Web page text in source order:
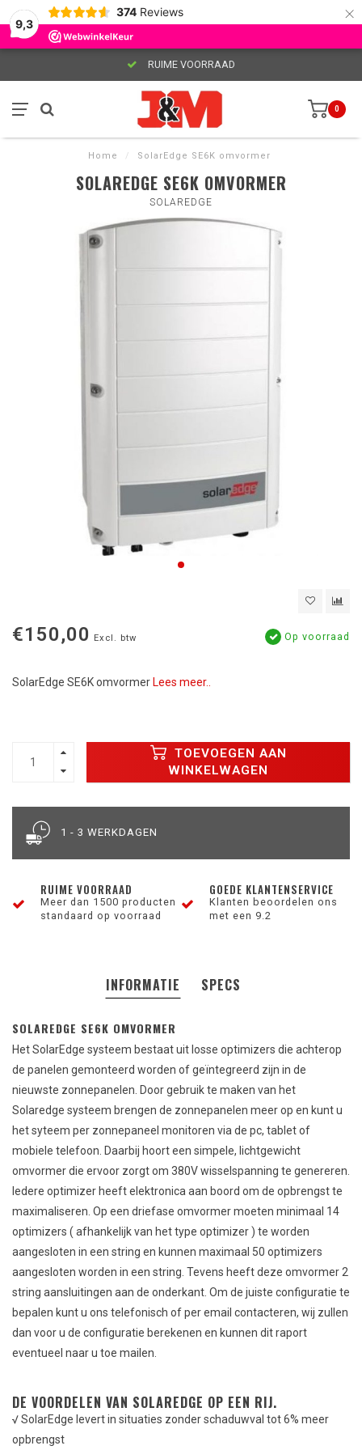
9,3
374 Reviews ×
RUIME VOORRAAD
0
Home / SolarEdge SE6K omvormer
SOLAREDGE SE6K OMVORMER
SOLAREDGE
€150,00 Excl. btw Op voorraad
SolarEdge SE6K omvormer Lees meer..
TOEVOEGEN AAN
WINKELWAGEN
1 - 3 WERKDAGEN
RUIME VOORRAAD
Meer dan 1500 producten
standaard op voorraad
GOEDE KLANTENSERVICE
Klanten beoordelen ons
met een 9.2
INFORMATIE SPECS
SOLAREDGE SE6K OMVORMER
Het SolarEdge systeem bestaat uit losse optimizers die achterop
de panelen gemonteerd worden of geïntegreerd zijn in de
nieuwste zonnepanelen. Door gebruik te maken van het
Solaredge systeem brengen de zonnepanelen meer op en kunt u
het syteem per zonnepaneel monitoren via de pc, tablet of
mobiele telefoon. Daarbij hoort een simpele, lichtgewicht
omvormer die ervoor zorgt om 380V wisselspanning te genereren.
Iedere optimizer heeft elektronica aan boord om de opbrengst te
maximaliseren. Op een driefase omvormer moeten minimaal 14
optimizers ( afhankelijk van het type optimizer ) te worden
aangesloten in een string en kunnen maximaal 50 optimizers
aangesloten worden in een string. Tevens heeft deze omvormer 2
string aansluitingen aan de onderkant. Om de juiste configuratie te
bepalen kunt u ons telefonisch of per email contacteren, wij zullen
dan voor u de configuratie berekenen en kunnen dit raport
eventueel naar u toe mailen.
DE VOORDELEN VAN SOLAREDGE OP EEN RIJ.
√ SolarEdge levert in situaties zonder schaduwval tot 6% meer
opbrengst